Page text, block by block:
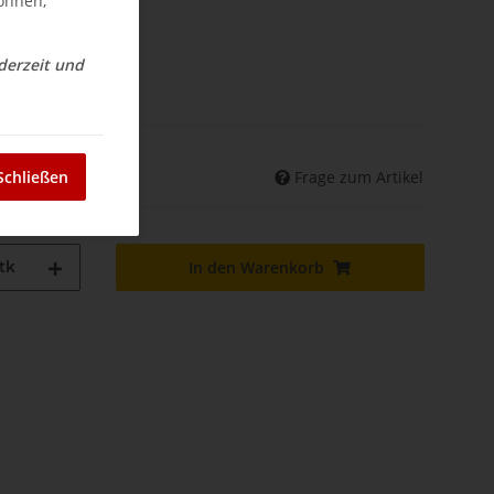
abweichend) Frage zum Artikel
In den Warenkorb
und